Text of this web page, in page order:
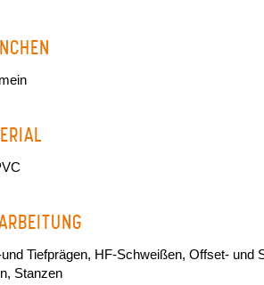
Tiefprägen, HF-Schweißen, Offset- und
Stanzen